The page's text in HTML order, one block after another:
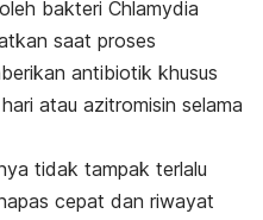
bakteri Chlamydia
saat proses
antibiotik khusus
atau azitromisin selama
tidak tampak terlalu
cepat dan riwayat